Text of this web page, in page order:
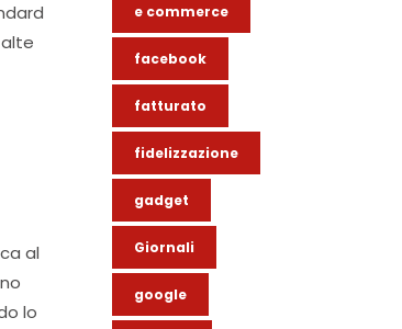
al
lo
e commerce
facebook
fatturato
fidelizzazione
gadget
Giornali
google